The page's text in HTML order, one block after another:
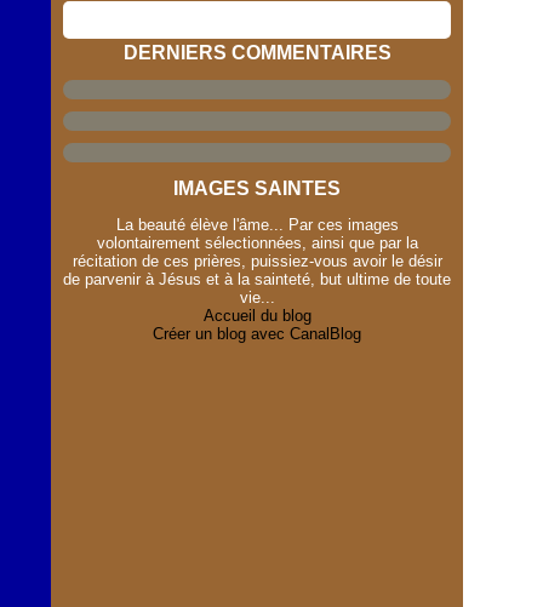
DERNIERS COMMENTAIRES
IMAGES SAINTES
La beauté élève l'âme... Par ces images
volontairement sélectionnées, ainsi que par la
récitation de ces prières, puissiez-vous avoir le désir
de parvenir à Jésus et à la sainteté, but ultime de toute
vie...
Accueil du blog
Créer un blog avec CanalBlog